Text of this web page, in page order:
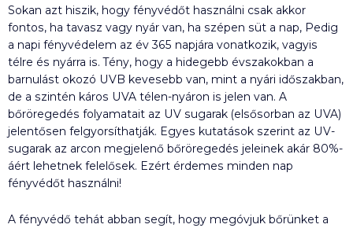
Sokan azt hiszik, hogy fényvédőt használni csak akkor
fontos, ha tavasz vagy nyár van, ha szépen süt a nap, Pedig
a napi fényvédelem az év 365 napjára vonatkozik, vagyis
télre és nyárra is. Tény, hogy a hidegebb évszakokban a
barnulást okozó UVB kevesebb van, mint a nyári időszakban,
de a szintén káros UVA télen-nyáron is jelen van. A
bőröregedés folyamatait az UV sugarak (elsősorban az UVA)
jelentősen felgyorsíthatják. Egyes kutatások szerint az UV-
sugarak az arcon megjelenő bőröregedés jeleinek akár 80%-
áért lehetnek felelősek. Ezért érdemes minden nap
fényvédőt használni!
A fényvédő tehát abban segít, hogy megóvjuk bőrünket a